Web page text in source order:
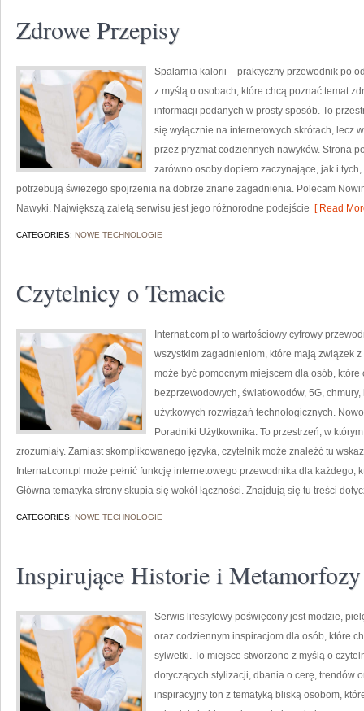
Zdrowe Przepisy
Spalarnia kalorii – praktyczny przewodnik po
z myślą o osobach, które chcą poznać temat
informacji podanych w prosty sposób. To
się wyłącznie na internetowych skrótach, lecz
przez pryzmat codziennych nawyków. Strona
zarówno osoby dopiero zaczynające, jak i
potrzebują świeżego spojrzenia na dobrze znane zagadnienia. Polecam
Nawyki. Największą zaletą serwisu jest jego różnorodne podejście [ Read
CATEGORIES: NOWE TECHNOLOGIE
Czytelnicy o Temacie
Internat.com.pl to wartościowy cyfrowy
wszystkim zagadnieniom, które mają związek
może być pomocnym miejscem dla osób,
bezprzewodowych, światłowodów, 5G,
użytkowych rozwiązań technologicznych.
Poradniki Użytkownika. To przestrzeń, w
zrozumiały. Zamiast skomplikowanego języka, czytelnik może znaleźć tu
Internat.com.pl może pełnić funkcję internetowego przewodnika dla każdego,
Główna tematyka strony skupia się wokół łączności. Znajdują się tu treści
CATEGORIES: NOWE TECHNOLOGIE
Inspirujące Historie i Metamorfozy
Serwis lifestylowy poświęcony jest modzie,
oraz codziennym inspiracjom dla osób, które
sylwetki. To miejsce stworzone z myślą o
dotyczących stylizacji, dbania o cerę, trendów
inspiracyjny ton z tematyką bliską osobom,